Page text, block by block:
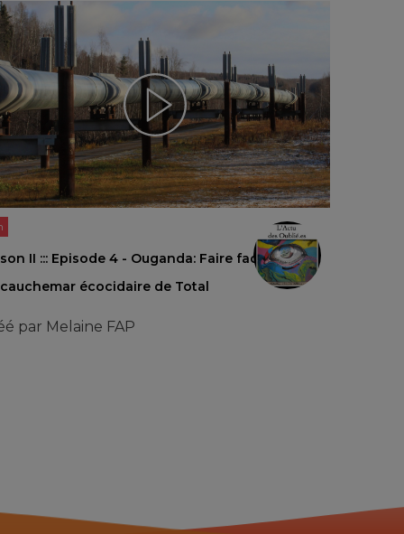
II ::: Episode 4 - Ouganda: Faire face
écocidaire de Total
par Melaine FAP